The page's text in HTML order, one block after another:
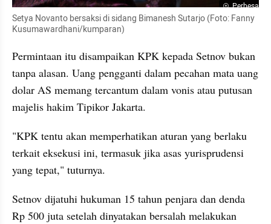
Perbesar
Setya Novanto bersaksi di sidang Bimanesh Sutarjo (Foto: Fanny
Kusumawardhani/kumparan)
Permintaan itu disampaikan KPK kepada Setnov bukan
tanpa alasan. Uang pengganti dalam pecahan mata uang
dolar AS memang tercantum dalam vonis atau putusan
majelis hakim Tipikor Jakarta.
"KPK tentu akan memperhatikan aturan yang berlaku
terkait eksekusi ini, termasuk jika asas yurisprudensi
yang tepat," tuturnya.
Setnov dijatuhi hukuman 15 tahun penjara dan denda
Rp 500 juta setelah dinyatakan bersalah melakukan